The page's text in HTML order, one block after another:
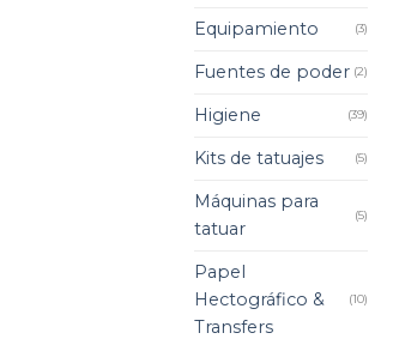
Equipamiento (3)
Fuentes de poder (2)
Higiene (39)
Kits de tatuajes (5)
Máquinas para
tatuar
(5)
Papel
Hectográfico &
Transfers
(10)